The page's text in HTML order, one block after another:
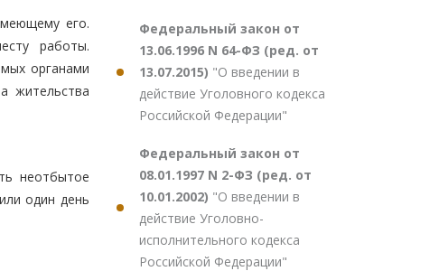
его.
работы.
органами
жительства
неотбытое
один день
Федеральный закон от
13.06.1996 N 64-ФЗ (ред. от
13.07.2015) "О введении в
действие Уголовного кодекса
Российской Федерации"
Федеральный закон от
08.01.1997 N 2-ФЗ (ред. от
10.01.2002) "О введении в
действие Уголовно-
исполнительного кодекса
Российской Федерации"